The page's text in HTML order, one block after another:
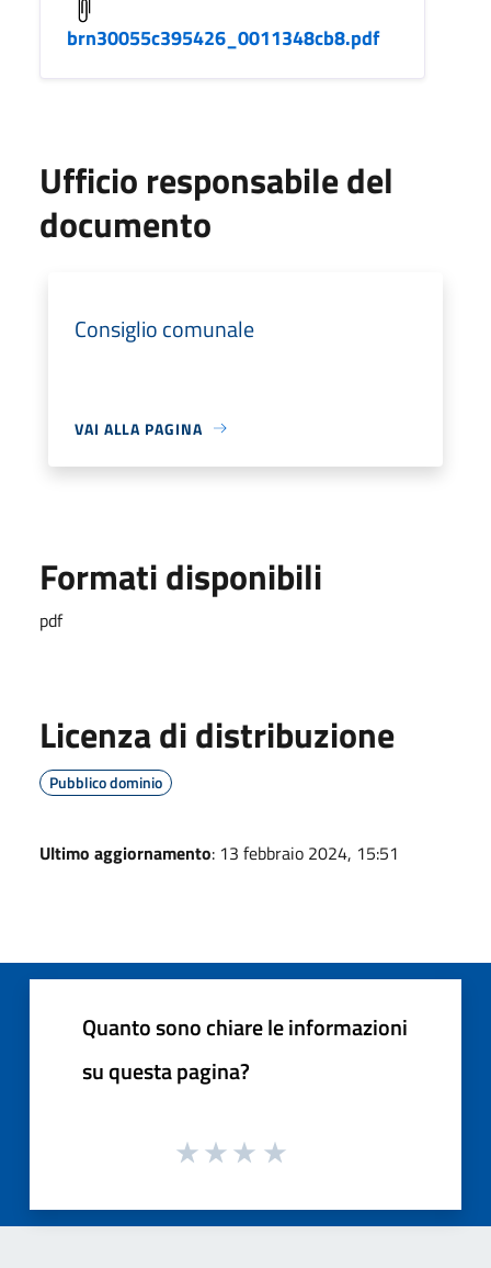
brn30055c395426_0011348cb8.pdf
Ufficio responsabile del
documento
Consiglio comunale
VAI ALLA PAGINA
Formati disponibili
pdf
Licenza di distribuzione
Pubblico dominio
Ultimo aggiornamento: 13 febbraio 2024, 15:51
Quanto sono chiare le informazioni
su questa pagina?